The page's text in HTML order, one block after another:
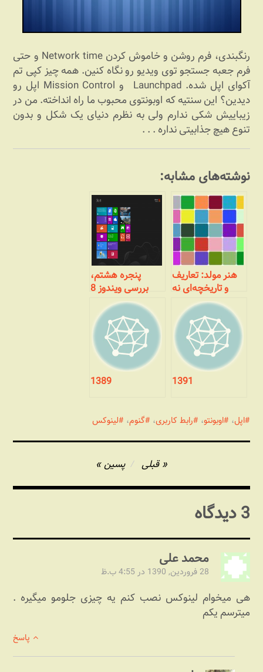
رنگ‏‎‏بندی، فرم روشن و خاموش کردن Network time و حتی
فرم جعبه جستجو توی ویدیو رو نگاه کنین. همه چیز کپی تم
آکوای اپل شده. Launchpad و Mission Control اپل رو
دیدین؟ این سنتی‎ه که اوبونتوی محبوب ما راه انداخته. من در
زیباییش شکی ندارم ولی به نظرم دنیای یک شکل و بدون
تنوع هیچ جذابیتی نداره . . .
نوشته‌های مشابه:
هنر مولد: تعاریف
و تاریخچه‌ای نه
چندان مختصر
پنجره هشتم،
بررسی ویندوز 8
مایکروسافت :
نصب
1391
1389
اپل، اوبونتو، رابط کاربری، گنوم، لینوکس
نوشته
قبلی پسین
3 دیدگاه
محمد علی
28 فروردین, 1390 در 4:55 ب.ظ
هی میخوام لینوکس نصب کنم یه چیزی جلومو میگیره .
میترسم یکم
پاسخ